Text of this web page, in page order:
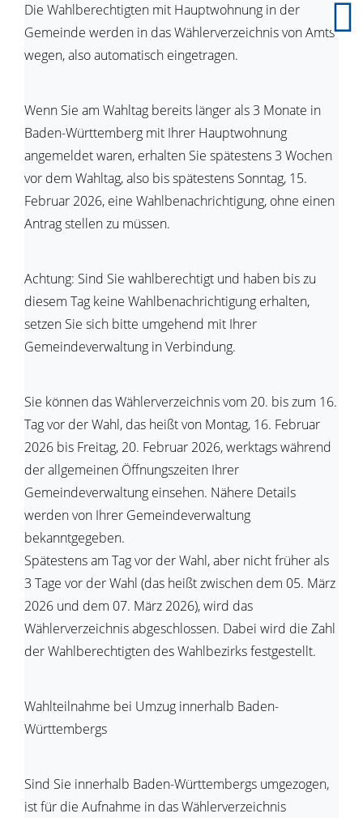
Die Wahlberechtigten mit Hauptwohnung in der
Gemeinde werden in das Wählerverzeichnis von Amts
wegen, also automatisch eingetragen.
Wenn Sie am Wahltag bereits länger als 3 Monate in
Baden-Württemberg mit Ihrer Hauptwohnung
angemeldet waren, erhalten Sie spätestens 3 Wochen
vor dem Wahltag, also bis spätestens Sonntag, 15.
Februar 2026, eine Wahlbenachrichtigung, ohne einen
Antrag stellen zu müssen.
Achtung: Sind Sie wahlberechtigt und haben bis zu
diesem Tag keine Wahlbenachrichtigung erhalten,
setzen Sie sich bitte umgehend mit Ihrer
Gemeindeverwaltung in Verbindung.
Sie können das Wählerverzeichnis vom 20. bis zum 16.
Tag vor der Wahl, das heißt von Montag, 16. Februar
2026 bis Freitag, 20. Februar 2026, werktags während
der allgemeinen Öffnungszeiten Ihrer
Gemeindeverwaltung einsehen. Nähere Details
werden von Ihrer Gemeindeverwaltung
bekanntgegeben.
Spätestens am Tag vor der Wahl, aber nicht früher als
3 Tage vor der Wahl (das heißt zwischen dem 05. März
2026 und dem 07. März 2026), wird das
Wählerverzeichnis abgeschlossen. Dabei wird die Zahl
der Wahlberechtigten des Wahlbezirks festgestellt.
Wahlteilnahme bei Umzug innerhalb Baden-
Württembergs
Sind Sie innerhalb Baden-Württembergs umgezogen,
ist für die Aufnahme in das Wählerverzeichnis